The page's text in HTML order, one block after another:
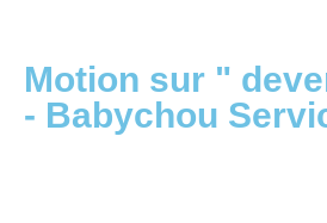
Motion sur "
- Babychou